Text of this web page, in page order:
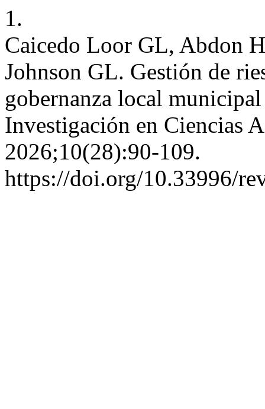
1.
Caicedo Loor GL, Abdon
Johnson GL. Gestión de
gobernanza local
Investigación en Ciencias
2026;10(28):90-109.
https://doi.org/10.33996/